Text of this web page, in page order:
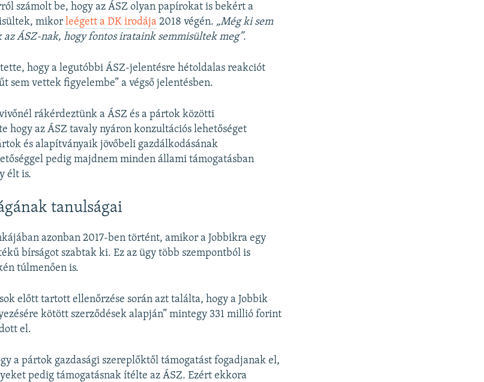
számolt be, hogy az ÁSZ olyan papírokat is bekért a
mikorleégett a DK irodája 2018 végén. „Még ki sem
ÁSZ-nak, hogy fontos irataink semmisültek meg”.
hogy a legutóbbi ÁSZ-jelentésre hétoldalas reakciót
sem vettek figyelembe” a végső jelentésben.
rákérdeztünk a ÁSZ és a pártok közötti
hogy az ÁSZ tavaly nyáron konzultációs lehetőséget
és alapítványaik jövőbeli gazdálkodásának
pedig majdnem minden állami támogatásban
élt is.
tanulságai
azonban 2017-ben történt, amikor a Jobbikra egy
bírságot szabtak ki. Ez az ügy több szempontból is
túlmenően is.
előtt tartott ellenőrzése során azt találta, hogy a Jobbik
kötött szerződések alapján” mintegy 331 millió forint
el.
a pártok gazdasági szereplőktől támogatást fogadjanak el,
pedig támogatásnak ítélte az ÁSZ. Ezért ekkora